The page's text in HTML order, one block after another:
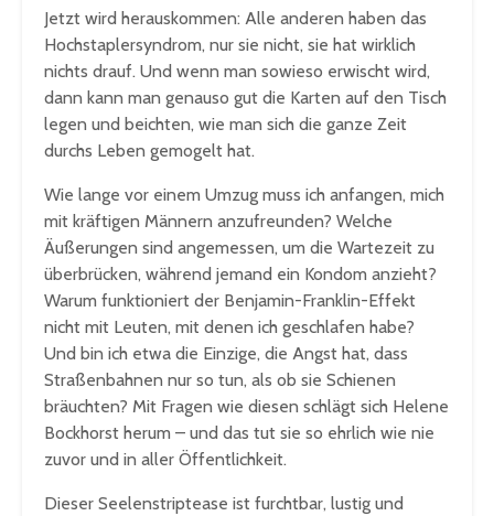
Jetzt wird herauskommen: Alle anderen haben das
Hochstaplersyndrom, nur sie nicht, sie hat wirklich
nichts drauf. Und wenn man sowieso erwischt wird,
dann kann man genauso gut die Karten auf den Tisch
legen und beichten, wie man sich die ganze Zeit
durchs Leben gemogelt hat.
Wie lange vor einem Umzug muss ich anfangen, mich
mit kräftigen Männern anzufreunden? Welche
Äußerungen sind angemessen, um die Wartezeit zu
überbrücken, während jemand ein Kondom anzieht?
Warum funktioniert der Benjamin-Franklin-Effekt
nicht mit Leuten, mit denen ich geschlafen habe?
Und bin ich etwa die Einzige, die Angst hat, dass
Straßenbahnen nur so tun, als ob sie Schienen
bräuchten? Mit Fragen wie diesen schlägt sich Helene
Bockhorst herum – und das tut sie so ehrlich wie nie
zuvor und in aller Öffentlichkeit.
Dieser Seelenstriptease ist furchtbar, lustig und